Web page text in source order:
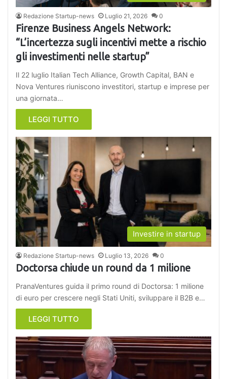
Redazione Startup-news Luglio 21, 2026 0
Firenze Business Angels Network:
“L’incertezza sugli incentivi mette a rischio
gli investimenti nelle startup”
Il 22 luglio Italian Tech Alliance, Growth Capital, BAN e
Nova Ventures riuniscono investitori, startup e imprese per
una giornata…
LEGGI TUTTO
Investire in startup
Redazione Startup-news Luglio 13, 2026 0
Doctorsa chiude un round da 1 milione
PranaVentures guida il primo round di Doctorsa: 1 milione
di euro per crescere negli Stati Uniti, sviluppare il B2B e…
LEGGI TUTTO